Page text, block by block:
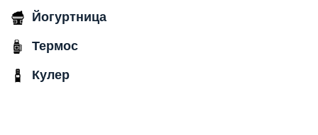
Йогуртница
Термос
Кулер